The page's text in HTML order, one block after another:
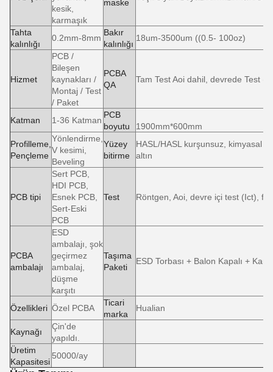
kesik,
karmaşık
maske
Tahta
kalınlığı
0.2mm-8mm
Bakır
kalınlığı
18um-3500um ((0.5- 100oz)
Hizmet
PCB /
Bileşen
kaynakları /
Montaj / Test
/ Paket
PCBA
QA
Tam Test Aoi dahil, devrede Test
Katman 1-36 Katman
PCB
boyutu
1900mm*600mm
Profilleme,
Pençleme
Yönlendirme,
V kesimi,
Beveling
Yüzey
bitirme
HASL/HASL kurşunsuz, kimyasal
altın
PCB tipi
Sert PCB,
HDI PCB,
Esnek PCB,
Sert-Eski
PCB
Test Röntgen, Aoi, devre içi test (Ict),
PCBA
ambalajı
ESD
ambalajı, şok
geçirmez
ambalaj,
düşme
karşıtı
Taşıma
Paketi
ESD Torbası + Balon Kapalı +
Özellikleri Özel PCBA
Ticari
marka
Hualian
Kaynağı
Çin'de
yapıldı.
Üretim
Kapasitesi
50000/ay